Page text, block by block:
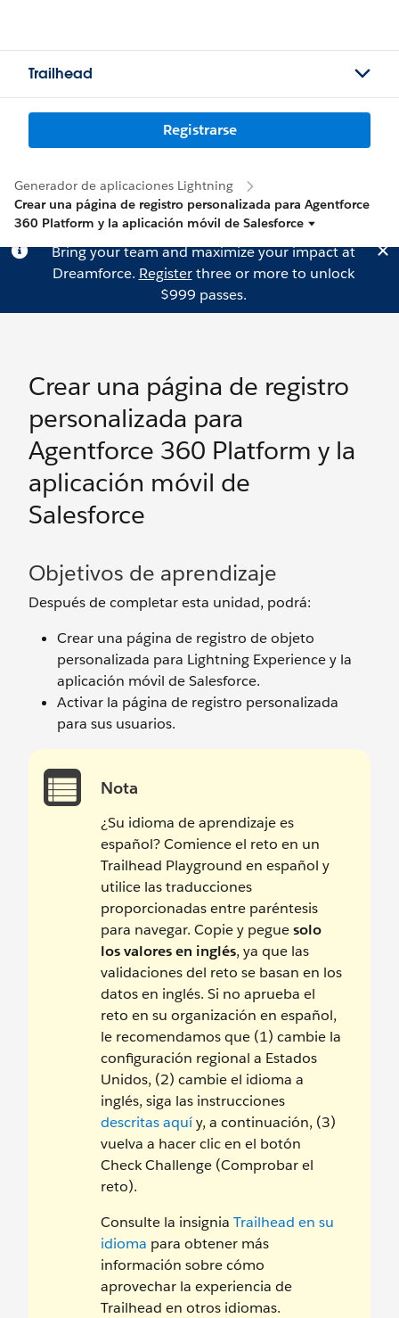
Trailhead
Registrarse
Generador de aplicaciones Lightning
Crear una página de registro personalizada para Agentforce
360 Platform y la aplicación móvil de Salesforce
Bring your team and maximize your impact at
Dreamforce. Registerthree or more to unlock
$999 passes.
Crear una página de registro
personalizada para
Agentforce 360 Platform y la
aplicación móvil de
Salesforce
Objetivos de aprendizaje
Después de completar esta unidad, podrá:
Crear una página de registro de objeto
personalizada para Lightning Experience y la
aplicación móvil de Salesforce.
Activar la página de registro personalizada
para sus usuarios.
Nota
¿Su idioma de aprendizaje es
español? Comience el reto en un
Trailhead Playground en español y
utilice las traducciones
proporcionadas entre paréntesis
para navegar. Copie y peguesolo
los valores en inglés, ya que las
validaciones del reto se basan en los
datos en inglés. Si no aprueba el
reto en su organización en español,
le recomendamos que (1) cambie la
configuración regional a Estados
Unidos, (2) cambie el idioma a
inglés, siga las instrucciones
descritas aquíy, a continuación, (3)
vuelva a hacer clic en el botón
Check Challenge (Comprobar el
reto).
Consulte la insignia Trailhead en su
idioma para obtener más
información sobre cómo
aprovechar la experiencia de
Trailhead en otros idiomas.